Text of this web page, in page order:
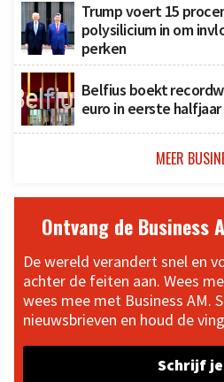
Trump voert 15
polysilicium in om
perken
Belfius boekt
euro in eerste halfjaar
MEER
Ontvang de Business
De wereld verandert snel en
achter de feiten aan. Wees
wees mee met Business AM.
nieuwsbrieven en houd de
Schrijf